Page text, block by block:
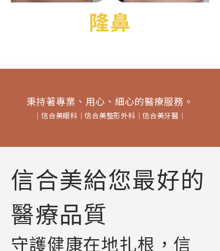
隆鼻
秉持著專業、用心、細心的醫療服務。
│信合美眼科 │信合美整形外科 │信合美牙醫
信合美給您最好的
醫療品質
守護健康在地扎根，信